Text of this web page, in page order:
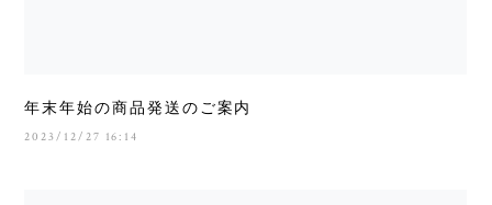
年末年始の商品発送のご案内
2023/12/27 16:14